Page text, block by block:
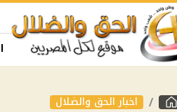
اخبار الحق والضلال